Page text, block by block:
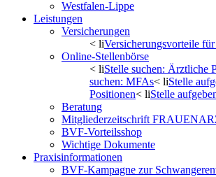
Westfalen-Lippe
Leistungen
Versicherungen
< liVersicherungsvorteile
Online-Stellenbörse
< liStelle suchen: Ärztliche
suchen: MFAs< liStelle
Positionen< liStelle
Beratung
Mitgliederzeitschrift
BVF-Vorteilsshop
Wichtige Dokumente
Praxisinformationen
BVF-Kampagne zur